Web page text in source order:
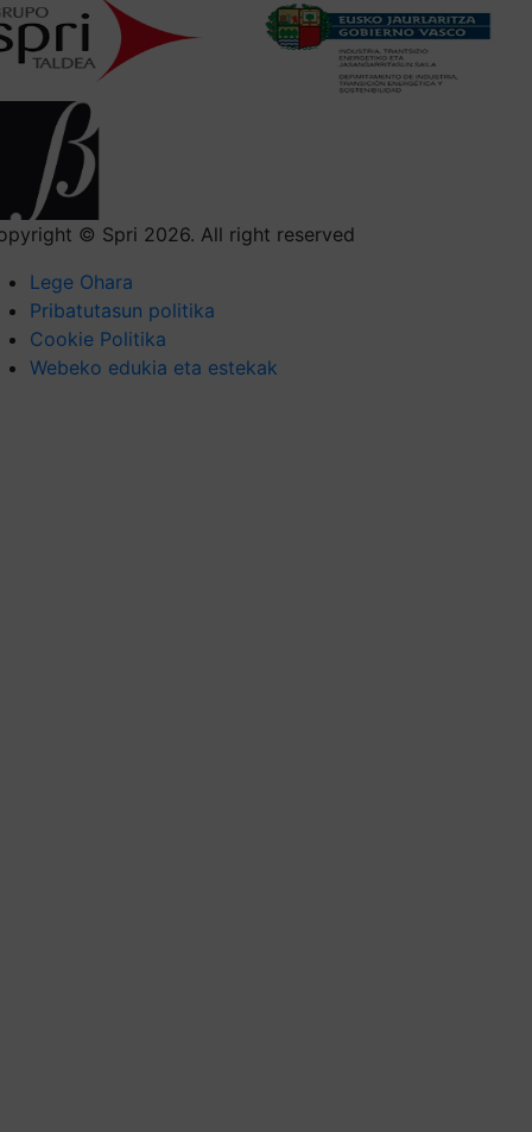
© Spri 2026. All right reserved
Lege Ohara
Pribatutasun politika
Cookie Politika
Webeko edukia eta estekak